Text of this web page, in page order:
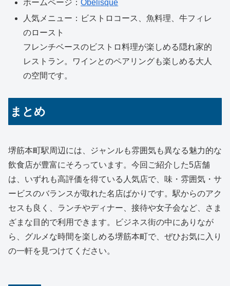
ホームページ：Obelisque
人気メニュー：ビストロコース、魚料理、牛フィレ
のロースト
フレンチベースのビストロ料理が楽しめる隠れ家的
レストラン。ワインとのペアリングも楽しめる大人
の空間です。
まとめ
堺筋本町駅周辺には、ジャンルも雰囲気も異なる魅力的な
飲食店が豊富にそろっています。今回ご紹介した5店舗
は、いずれも高評価を得ている人気店で、味・雰囲気・サ
ービスのバランスが取れた名店ばかりです。駅からのアク
セスも良く、ランチやディナー、接待や女子会など、さま
ざまな目的で利用できます。ビジネス街の中にありなが
ら、グルメな時間を楽しめる堺筋本町で、ぜひお気に入り
の一軒を見つけてください。